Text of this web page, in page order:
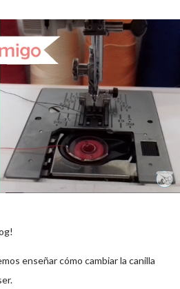
enseñar cómo cambiar la canilla